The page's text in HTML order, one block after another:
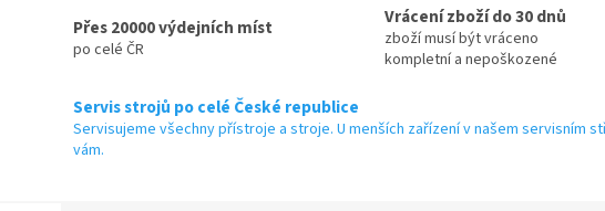
Přes 20000 výdejních míst
po celé ČR
Vrácení zboží do 30 dnů
zboží musí být vráceno
kompletní a nepoškozené
Servis strojů po celé České republice
Servisujeme všechny přístroje a stroje. U menších zařízení v našem servisním
vám.